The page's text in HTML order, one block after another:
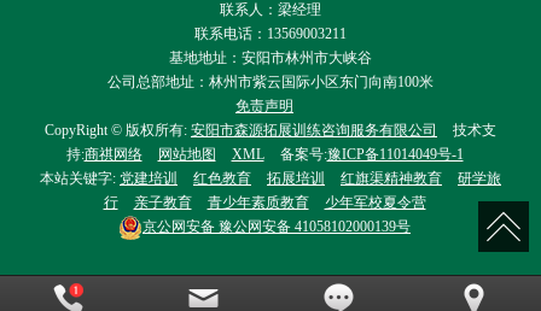
联系人：梁经理
联系电话：13569003211
基地地址：安阳市林州市大峡谷
公司总部地址：林州市紫云国际小区东门向南100米
免责声明
CopyRight © 版权所有: 安阳市森源拓展训练咨询服务有限公司
技术支
持:商祺网络 网站地图 XML 备案号:豫ICP备11014049号-1
本站关键字: 党建培训 红色教育 拓展培训 红旗渠精神教育
研学旅
行
亲子教育 青少年素质教育
少年军校夏令营
京公网安备 豫公网安备 41058102000139号